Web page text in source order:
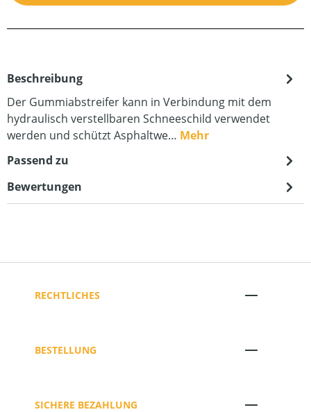
Beschreibung
Der Gummiabstreifer kann in Verbindung mit dem
hydraulisch verstellbaren Schneeschild verwendet
werden und schützt Asphaltwe… Mehr
Passend zu
Bewertungen
RECHTLICHES
BESTELLUNG
SICHERE BEZAHLUNG